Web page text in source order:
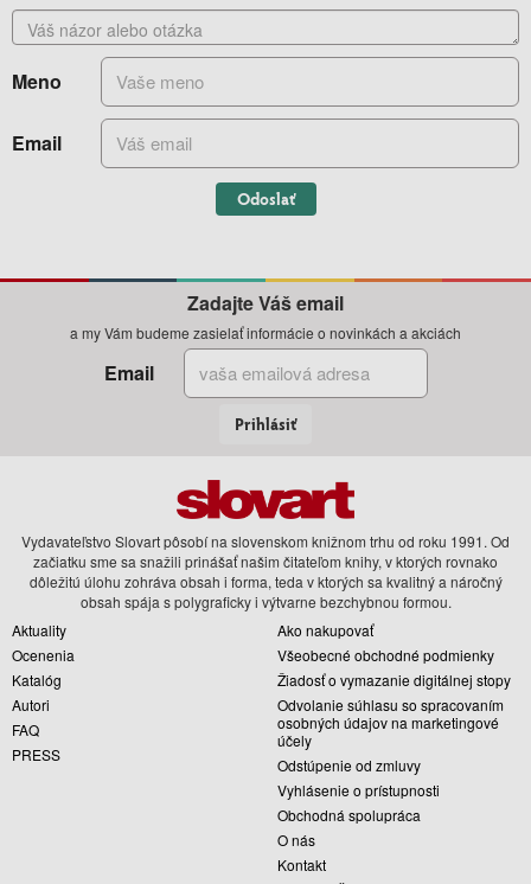
Meno
Email
Odoslať
Zadajte Váš email
a my Vám budeme zasielať informácie o novinkách a akciách
Email
Prihlásiť
Vydavateľstvo Slovart pôsobí na slovenskom knižnom trhu od roku 1991. Od
začiatku sme sa snažili prinášať našim čitateľom knihy, v ktorých rovnako
dôležitú úlohu zohráva obsah i forma, teda v ktorých sa kvalitný a náročný
obsah spája s polygraficky i výtvarne bezchybnou formou.
Aktuality
Ocenenia
Katalóg
Autori
FAQ
PRESS
Ako nakupovať
Všeobecné obchodné podmienky
Žiadosť o vymazanie digitálnej stopy
Odvolanie súhlasu so spracovaním
osobných údajov na marketingové
účely
Odstúpenie od zmluvy
Vyhlásenie o prístupnosti
Obchodná spolupráca
O nás
Kontakt